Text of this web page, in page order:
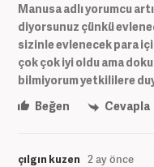
Manusa adlı yorumcu
diyorsunuz çünkü
sizinle evlenecek para
çok çok iyi oldu ama
bilmiyorum yetkililere
Beğen
Cevapla
çılgın kuzen 2 ay önce